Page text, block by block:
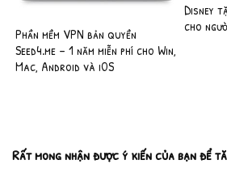
Phần mềm VPN bản quyền
Seed4.me – 1 năm miễn phí cho Win,
Mac, Android và iOS
Disney
cho
Rất mong nhận được ý kiến của bạn để